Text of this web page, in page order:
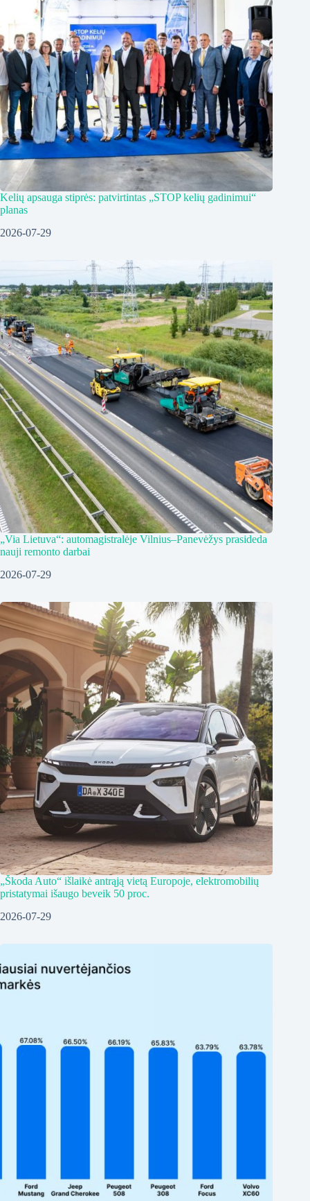
Kelių apsauga stiprės: patvirtintas „STOP kelių gadinimui“
planas
2026-07-29
„Via Lietuva“: automagistralėje Vilnius–Panevėžys prasideda
nauji remonto darbai
2026-07-29
„Škoda Auto“ išlaikė antrąją vietą Europoje, elektromobilių
pristatymai išaugo beveik 50 proc.
2026-07-29